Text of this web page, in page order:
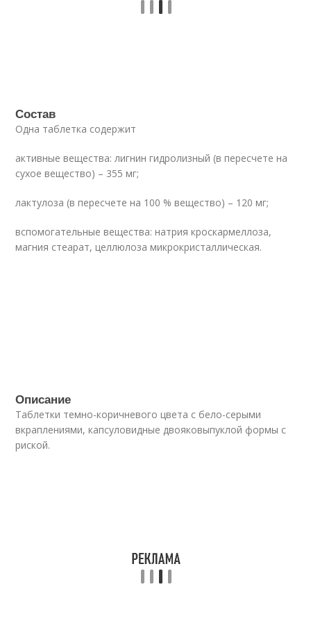
Состав
Одна таблетка содержит
активные вещества: лигнин гидролизный (в пересчете на
сухое вещество) – 355 мг;
лактулоза (в пересчете на 100 % вещество) – 120 мг;
вспомогательные вещества: натрия кроскармеллоза,
магния стеарат, целлюлоза микрокристаллическая.
Описание
Таблетки темно-коричневого цвета с бело-серыми
вкраплениями, капсуловидные двояковыпуклой формы с
риской.